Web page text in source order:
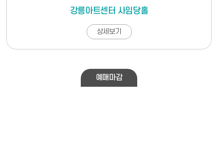
강릉아트센터 사임당홀
상세보기
예매마감